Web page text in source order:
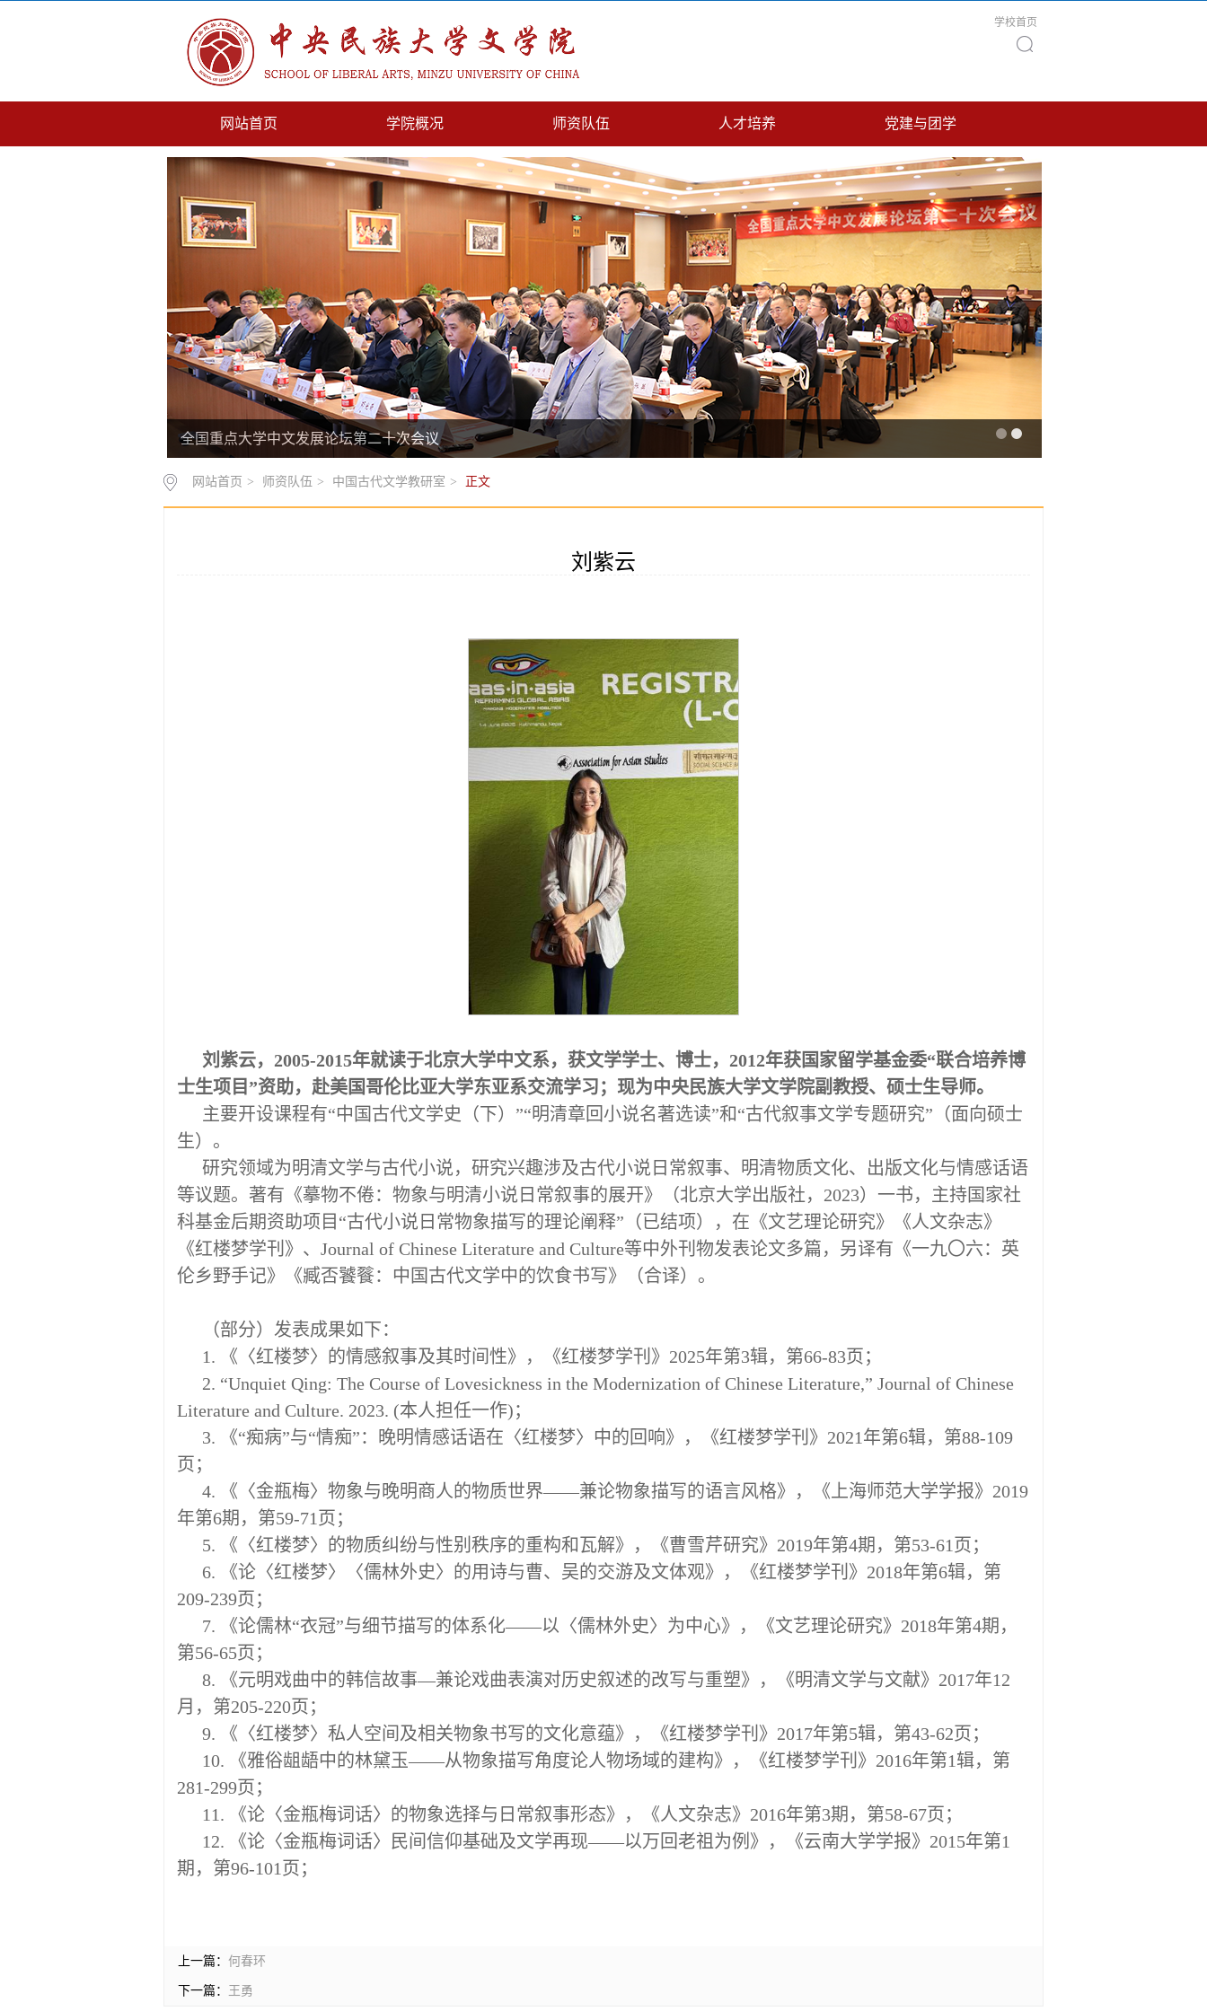
学校首页
网站首页 学院概况 师资队伍 人才培养 党建与团学
全国重点大学中文发展论坛第二十次会议
网站首页 > 师资队伍 > 中国古代文学教研室 > 正文
刘紫云
刘紫云，2005-2015年就读于北京大学中文系，获文学学士、博士，2012年获国家留学基金委“联合培养博
士生项目”资助，赴美国哥伦比亚大学东亚系交流学习；现为中央民族大学文学院副教授、硕士生导师。
主要开设课程有“中国古代文学史（下）”“明清章回小说名著选读”和“古代叙事文学专题研究”（面向硕士
生）。
研究领域为明清文学与古代小说，研究兴趣涉及古代小说日常叙事、明清物质文化、出版文化与情感话语
等议题。著有《摹物不倦：物象与明清小说日常叙事的展开》（北京大学出版社，2023）一书，主持国家社
科基金后期资助项目“古代小说日常物象描写的理论阐释”（已结项），在《文艺理论研究》《人文杂志》
《红楼梦学刊》、Journal of Chinese Literature and Culture等中外刊物发表论文多篇，另译有《一九〇六：英
伦乡野手记》《臧否饕餮：中国古代文学中的饮食书写》（合译）。
（部分）发表成果如下：
1. 《〈红楼梦〉的情感叙事及其时间性》，《红楼梦学刊》2025年第3辑，第66-83页；
2. “Unquiet Qing: The Course of Lovesickness in the Modernization of Chinese Literature,” Journal of Chinese
Literature and Culture. 2023. (本人担任一作)；
3. 《“痴病”与“情痴”：晚明情感话语在〈红楼梦〉中的回响》，《红楼梦学刊》2021年第6辑，第88-109
页；
4. 《〈金瓶梅〉物象与晚明商人的物质世界——兼论物象描写的语言风格》，《上海师范大学学报》2019
年第6期，第59-71页；
5. 《〈红楼梦〉的物质纠纷与性别秩序的重构和瓦解》，《曹雪芹研究》2019年第4期，第53-61页；
6. 《论〈红楼梦〉〈儒林外史〉的用诗与曹、吴的交游及文体观》，《红楼梦学刊》2018年第6辑，第
209-239页；
7. 《论儒林“衣冠”与细节描写的体系化——以〈儒林外史〉为中心》，《文艺理论研究》2018年第4期，
第56-65页；
8. 《元明戏曲中的韩信故事—兼论戏曲表演对历史叙述的改写与重塑》，《明清文学与文献》2017年12
月，第205-220页；
9. 《〈红楼梦〉私人空间及相关物象书写的文化意蕴》，《红楼梦学刊》2017年第5辑，第43-62页；
10. 《雅俗龃龉中的林黛玉——从物象描写角度论人物场域的建构》，《红楼梦学刊》2016年第1辑，第
281-299页；
11. 《论〈金瓶梅词话〉的物象选择与日常叙事形态》，《人文杂志》2016年第3期，第58-67页；
12. 《论〈金瓶梅词话〉民间信仰基础及文学再现——以万回老祖为例》，《云南大学学报》2015年第1
期，第96-101页；
上一篇： 何春环
下一篇： 王勇